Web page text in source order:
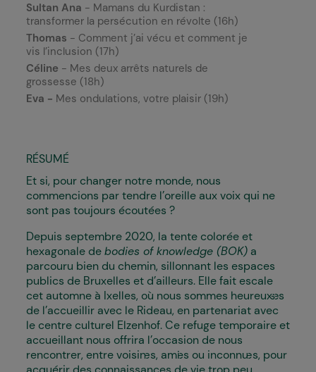
Sultan Ana - Mamans du Kurdistan :
transformer la persécution en révolte (16h)
Thomas - Comment j’ai vécu et comment je
vis l’inclusion (17h)
Céline - Mes deux arrêts naturels de
grossesse (18h)
Eva - Mes ondulations, votre plaisir (19h)
RÉSUMÉ
Et si, pour changer notre monde, nous
commencions par tendre l’oreille aux voix qui ne
sont pas toujours écoutées ?
Depuis septembre 2020, la tente colorée et
hexagonale debodies of knowledge (BOK) a
parcouru bien du chemin, sillonnant les espaces
publics de Bruxelles et d’ailleurs. Elle fait escale
cet automne à Ixelles, où nous sommes heureux·ses
de l’accueillir avec le Rideau, en partenariat avec
le centre culturel Elzenhof. Ce refuge temporaire et
accueillant nous offrira l’occasion de nous
rencontrer, entre voisin·es, ami·es ou inconnu·es, pour